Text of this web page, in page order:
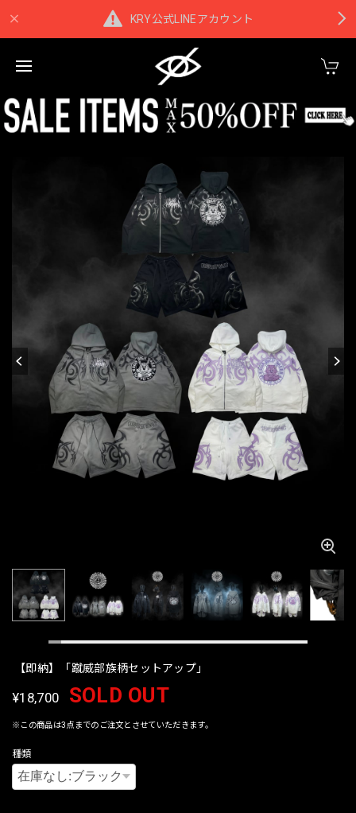
KRY公式LINEアカウント
【即納】「蹴威部族柄セットアップ」
¥18,700 SOLD OUT
※この商品は3点までのご注文とさせていただきます。
種類